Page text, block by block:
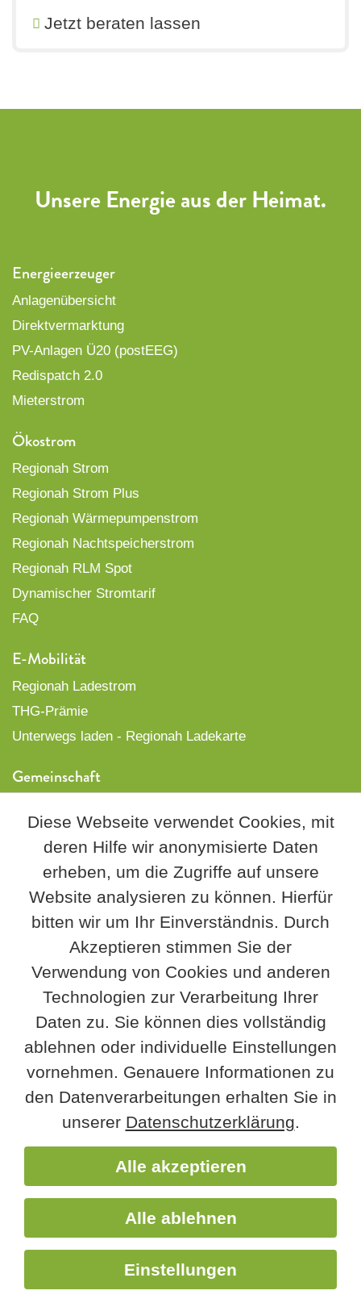
Diese Webseite verwendet Cookies, mit
deren Hilfe wir anonymisierte Daten
erheben, um die Zugriffe auf unsere
Website analysieren zu können. Hierfür
bitten wir um Ihr Einverständnis. Durch
Akzeptieren stimmen Sie der
Verwendung von Cookies und anderen
Technologien zur Verarbeitung Ihrer
Daten zu. Sie können dies vollständig
ablehnen oder individuelle Einstellungen
vornehmen. Genauere Informationen zu
den Datenverarbeitungen erhalten Sie in
unserer Datenschutzerklärung.
Alle akzeptieren
Alle ablehnen
Einstellungen
Jetzt beraten lassen
Unsere Energie aus der Heimat.
Energieerzeuger
Anlagenübersicht
Direktvermarktung
PV-Anlagen Ü20 (postEEG)
Redispatch 2.0
Mieterstrom
Ökostrom
Regionah Strom
Regionah Strom Plus
Regionah Wärmepumpenstrom
Regionah Nachtspeicherstrom
Regionah RLM Spot
Dynamischer Stromtarif
FAQ
E-Mobilität
Regionah Ladestrom
THG-Prämie
Unterwegs laden - Regionah Ladekarte
Gemeinschaft
PlusProjekte
Genossenschaft
Über uns
Regionah informiert
Offene Stellen
Team
RegioTag
RegioJubiläum
Impressum
Facebook